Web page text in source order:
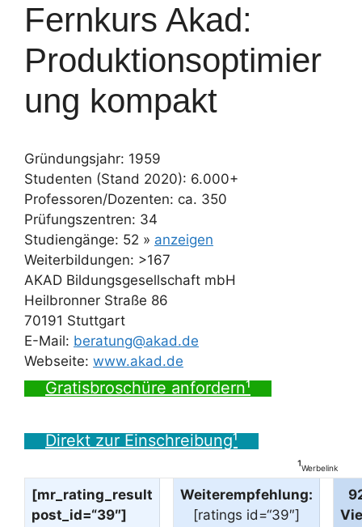
Fernkurs Akad:
Produktionsoptimier
ung kompakt
Gründungsjahr: 1959
Studenten (Stand 2020): 6.000+
Professoren/Dozenten: ca. 350
Prüfungszentren: 34
Studiengänge: 52 » anzeigen
Weiterbildungen: >167
AKAD Bildungsgesellschaft mbH
Heilbronner Straße 86
70191 Stuttgart
E-Mail: beratung@akad.de
Webseite: www.akad.de
Gratisbroschüre anfordern¹
Direkt zur Einschreibung¹
¹Werbelink
[mr_rating_result
post_id=“39″]
Weiterempfehlung:
[ratings id=“39″]